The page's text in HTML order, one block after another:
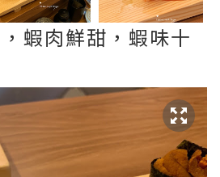
，蝦肉鮮甜，蝦味十